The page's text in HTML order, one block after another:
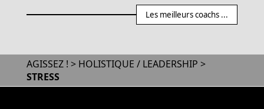
Les meilleurs coachs ...
AGISSEZ ! > HOLISTIQUE / LEADERSHIP >
STRESS